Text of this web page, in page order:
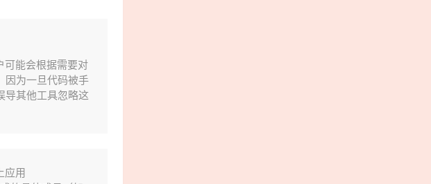
可能会根据需要对
为一旦代码被手
其他工具忽略这
应用